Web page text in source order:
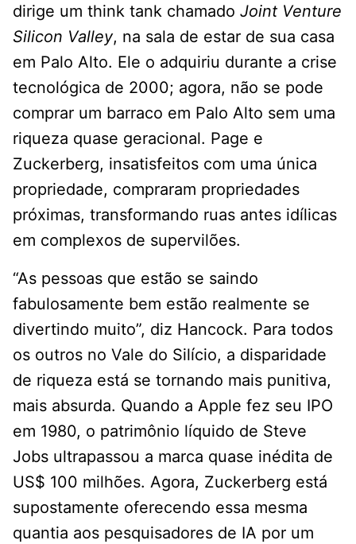
dirige um think tank chamado Joint Venture
Silicon Valley, na sala de estar de sua casa
em Palo Alto. Ele o adquiriu durante a crise
tecnológica de 2000; agora, não se pode
comprar um barraco em Palo Alto sem uma
riqueza quase geracional. Page e
Zuckerberg, insatisfeitos com uma única
propriedade, compraram propriedades
próximas, transformando ruas antes idílicas
em complexos de supervilões.
“As pessoas que estão se saindo
fabulosamente bem estão realmente se
divertindo muito”, diz Hancock. Para todos
os outros no Vale do Silício, a disparidade
de riqueza está se tornando mais punitiva,
mais absurda. Quando a Apple fez seu IPO
em 1980, o patrimônio líquido de Steve
Jobs ultrapassou a marca quase inédita de
US$ 100 milhões. Agora, Zuckerberg está
supostamente oferecendo essa mesma
quantia aos pesquisadores de IA por um